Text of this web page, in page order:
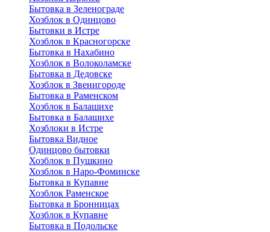
Бытовка в Зеленограде
Хозблок в Одинцово
Бытовки в Истре
Хозблок в Красногорске
Бытовка в Нахабино
Хозблок в Волоколамске
Бытовкa в Дедовске
Хозблок в Звенигороде
Бытовка в Раменском
Хозблок в Балашихе
Бытовкa в Балашихе
Хозблоки в Истре
Бытовка Видное
Одинцово бытовки
Хозблок в Пушкино
Хозблок в Наро-Фоминске
Бытовка в Купавне
Хозблок Раменское
Бытовка в Бронницах
Хозблок в Купавне
Бытовка в Подольске